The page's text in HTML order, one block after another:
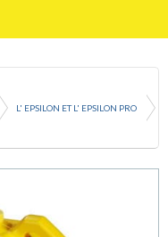
L' EPSILON ET L' EPSILON PRO